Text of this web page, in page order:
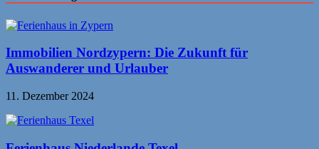
Immobilien Nordzypern: Die Zukunft für
Auswanderer und Urlauber
11. Dezember 2024